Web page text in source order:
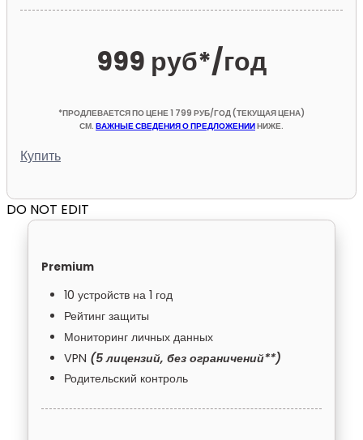
999 руб*/год
*ПРОДЛЕВАЕТСЯ ПО ЦЕНЕ 1 799 РУБ/ГОД (ТЕКУЩАЯ ЦЕНА)
СМ. ВАЖНЫЕ СВЕДЕНИЯ О ПРЕДЛОЖЕНИИНИЖЕ.
Купить
DO NOT EDIT
Premium
10 устройств на 1 год
Рейтинг защиты
Мониторинг личных данных
VPN (5 лицензий, без ограничений**)
Родительский контроль